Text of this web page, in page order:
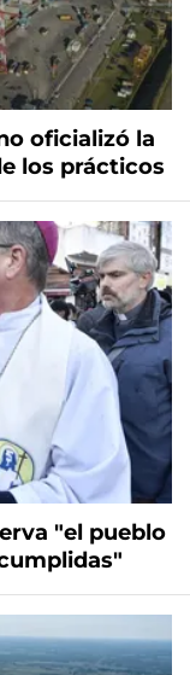
oficializó la
los prácticos
"el pueblo